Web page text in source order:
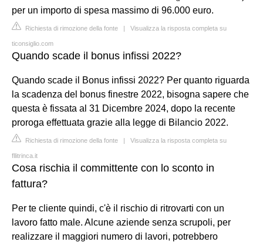
per un importo di spesa massimo di 96.000 euro.
Richiesta di rimozione della fonte | Visualizza la risposta completa su
ticonsiglio.com
Quando scade il bonus infissi 2022?
Quando scade il Bonus infissi 2022? Per quanto riguarda
la scadenza del bonus finestre 2022, bisogna sapere che
questa è fissata al 31 Dicembre 2024, dopo la recente
proroga effettuata grazie alla legge di Bilancio 2022.
Richiesta di rimozione della fonte | Visualizza la risposta completa su
fllitrinca.it
Cosa rischia il committente con lo sconto in
fattura?
Per te cliente quindi, c'è il rischio di ritrovarti con un
lavoro fatto male. Alcune aziende senza scrupoli, per
realizzare il maggiori numero di lavori, potrebbero